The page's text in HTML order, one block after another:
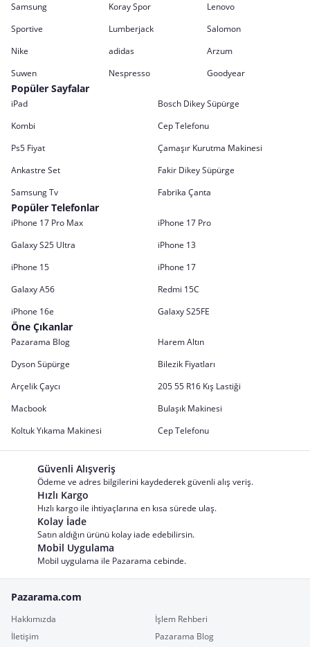
Samsung
Koray Spor
Lenovo
Sportive
Lumberjack
Salomon
Nike
adidas
Arzum
Suwen
Nespresso Goodyear
Popüler Sayfalar
iPad
Bosch Dikey Süpürge
Kombi
Cep Telefonu
Ps5 Fiyat
Çamaşır Kurutma Makinesi
Ankastre Set
Fakir Dikey Süpürge
Samsung Tv
Fabrika Çanta
Popüler Telefonlar
iPhone 17 Pro Max
iPhone 17 Pro
Galaxy S25 Ultra
iPhone 13
iPhone 15
iPhone 17
Galaxy A56
Redmi 15C
iPhone 16e
Galaxy S25FE
Öne Çıkanlar
Pazarama Blog
Harem Altın
Dyson Süpürge
Bilezik Fiyatları
Arçelik Çaycı
205 55 R16 Kış Lastiği
Macbook
Bulaşık Makinesi
Koltuk Yıkama Makinesi
Cep Telefonu
Güvenli Alışveriş
Ödeme ve adres bilgilerini kaydederek güvenli alış veriş.
Hızlı Kargo
Hızlı kargo ile ihtiyaçlarına en kısa sürede ulaş.
Kolay İade
Satın aldığın ürünü kolay iade edebilirsin.
Mobil Uygulama
Mobil uygulama ile Pazarama cebinde.
Pazarama.com
Hakkımızda
İşlem Rehberi
İletişim
Pazarama Blog